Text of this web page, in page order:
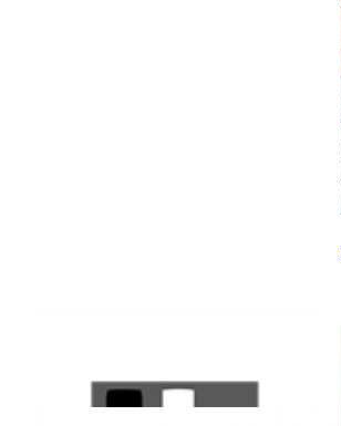
First-person narrative with Dmitry Lagun,